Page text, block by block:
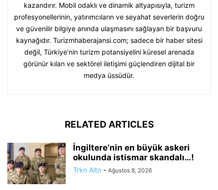
kazandırır. Mobil odaklı ve dinamik altyapısıyla, turizm
profesyonellerinin, yatırımcıların ve seyahat severlerin doğru
ve güvenilir bilgiye anında ulaşmasını sağlayan bir başvuru
kaynağıdır. Turizmhaberajansi.com; sadece bir haber sitesi
değil, Türkiye'nin turizm potansiyelini küresel arenada
görünür kılan ve sektörel iletişimi güçlendiren dijital bir
medya üssüdür.
RELATED ARTICLES
İngiltere’nin en büyük askeri
okulunda istismar skandalı…!
Trkn Altn - Ağustos 8, 2026